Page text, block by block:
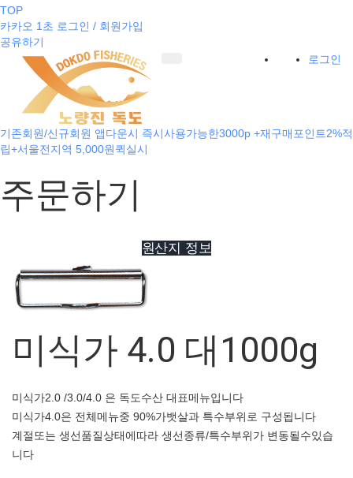
TOP
카카오 1초 로그인 / 회원가입
공유하기
로그인
기존회원/신규회원 앱다운시 즉시사용가능한3000p +재구매포인트2%적
립+서울전지역 5,000원퀵실시
주문하기
원산지 정보
미식가 4.0 대1000g
미식가2.0 /3.0/4.0 은 독도수산 대표메뉴입니다
미식가4.0은 전체메뉴중 90%가뱃살과 특수부위로 구성됩니다
계절또는 생선품질상태에따라 생선종류/특수부위가 변동될수있습
니다